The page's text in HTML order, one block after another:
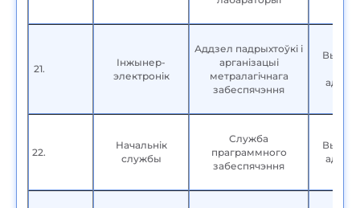
21.
Інжынер-
электронік
Аддзел падрыхтоўкі і
арганізацыі
метралагічнага
забеспячэння
22.
Начальнік
службы
Служба
праграммного
забеспячэння